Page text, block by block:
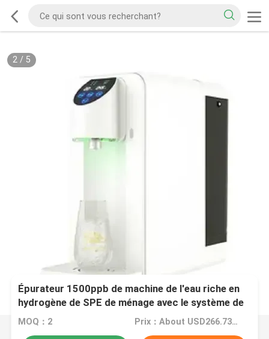
2/ 5
Épurateur 1500ppb de machine de l'eau riche en
hydrogène de SPE de ménage avec le système de
RO
MOQ：2 Prix：About USD266.73 varying on quantity,negotiable